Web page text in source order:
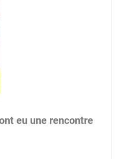
eu une rencontre